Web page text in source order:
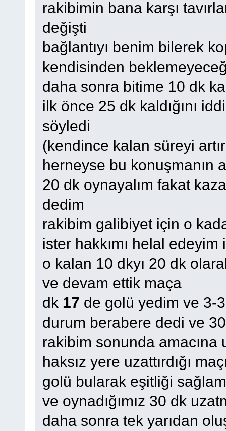
rakibimin bana karşı
değişti
bağlantıyı benim bilerek
kendisinden
daha sonra bitime 10 dk
ilk önce 25 dk kaldığını
söyledi
(kendince kalan süreyi
herneyse bu konuşmanın
20 dk oynayalım fakat
dedim
rakibim galibiyet için o
ister hakkımı helal
o kalan 10 dkyı 20 dk
ve devam ettik maça
dk 17 de golü yedim ve 3-
durum berabere dedi ve
rakibim sonunda amacına
haksız yere uzattırdığı
golü bularak eşitliği
ve oynadığımız 30 dk
daha sonra tek yarıdan